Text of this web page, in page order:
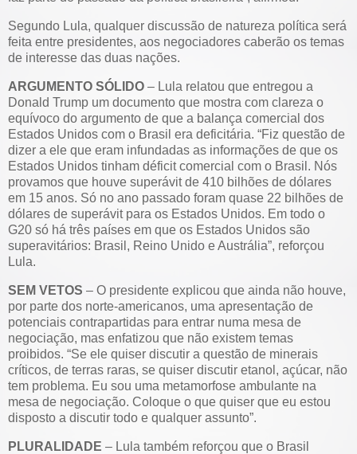
Segundo Lula, qualquer discussão de natureza política será
feita entre presidentes, aos negociadores caberão os temas
de interesse das duas nações.
ARGUMENTO SÓLIDO – Lula relatou que entregou a
Donald Trump um documento que mostra com clareza o
equívoco do argumento de que a balança comercial dos
Estados Unidos com o Brasil era deficitária. “Fiz questão de
dizer a ele que eram infundadas as informações de que os
Estados Unidos tinham déficit comercial com o Brasil. Nós
provamos que houve superávit de 410 bilhões de dólares
em 15 anos. Só no ano passado foram quase 22 bilhões de
dólares de superávit para os Estados Unidos. Em todo o
G20 só há três países em que os Estados Unidos são
superavitários: Brasil, Reino Unido e Austrália”, reforçou
Lula.
SEM VETOS – O presidente explicou que ainda não houve,
por parte dos norte-americanos, uma apresentação de
potenciais contrapartidas para entrar numa mesa de
negociação, mas enfatizou que não existem temas
proibidos. “Se ele quiser discutir a questão de minerais
críticos, de terras raras, se quiser discutir etanol, açúcar, não
tem problema. Eu sou uma metamorfose ambulante na
mesa de negociação. Coloque o que quiser que eu estou
disposto a discutir todo e qualquer assunto”.
PLURALIDADE – Lula também reforçou que o Brasil